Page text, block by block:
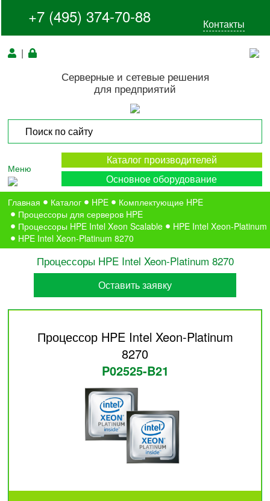
+7 (495) 374-70-88 Контакты
|
Серверные и сетевые решения
для предприятий
Меню
Каталог производителей
Основное оборудование
Главная Каталог HPE
Комплектующие HPE
Процессоры для серверов HPE
Процессоры HPE Intel Xeon Scalable
HPE Intel Xeon-Platinum
HPE Intel Xeon-Platinum 8270
Процессоры HPE Intel Xeon-Platinum 8270
Оставить заявку
Процессор HPE Intel Xeon-Platinum
8270
P02525-B21